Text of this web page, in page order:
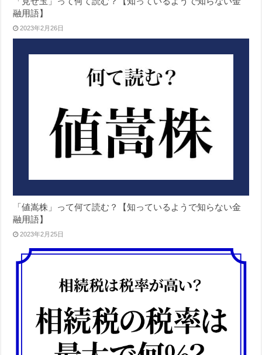
融用語】
2023年2月26日
「値嵩株」って何て読む？【知っているようで知らない金
融用語】
2023年2月25日